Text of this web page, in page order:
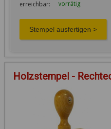
erreichbar: vorrätig
Holzstempel -